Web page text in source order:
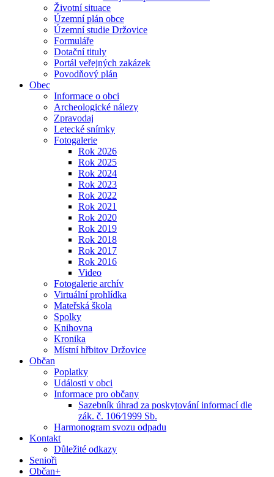
Životní situace
Územní plán obce
Územní studie Držovice
Formuláře
Dotační tituly
Portál veřejných zakázek
Povodňový plán
Obec
Informace o obci
Archeologické nálezy
Zpravodaj
Letecké snímky
Fotogalerie
Rok 2026
Rok 2025
Rok 2024
Rok 2023
Rok 2022
Rok 2021
Rok 2020
Rok 2019
Rok 2018
Rok 2017
Rok 2016
Video
Fotogalerie archív
Virtuální prohlídka
Mateřská škola
Spolky
Knihovna
Kronika
Místní hřbitov Držovice
Občan
Poplatky
Události v obci
Informace pro občany
Sazebník úhrad za poskytování informací dle
zák. č. 106⁄1999 Sb.
Harmonogram svozu odpadu
Kontakt
Důležité odkazy
Senioři
Občan+